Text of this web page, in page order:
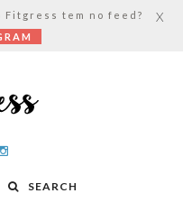
SEARCH
Fitgress tem no feed?
X